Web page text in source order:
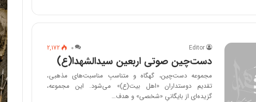
Editor ۰ 2,172
دست‌چین صوتی اربعین سیدالشهدا(ع)
مجموعه دست‌چین، گهگاه و متناسبِ مناسبت‌های مذهبی،
تقدیم دوستداران «اهل بیت(ع)» می‌شود. این مجموعه،
گزیده‌ای از بایگانیِ «شخصی» و هدف…